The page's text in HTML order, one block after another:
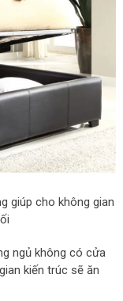
giúp cho không gian
ngủ không có cửa
kiến trúc sẽ ăn